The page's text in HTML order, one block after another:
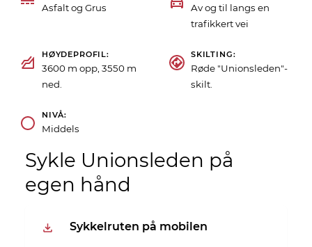
Asfalt og Grus
Av og til langs en
trafikkert vei
HØYDEPROFIL
3600 m opp, 3550 m
ned.
SKILTING
Røde "Unionsleden"-
skilt.
NIVÅ
Middels
Sykle Unionsleden på
egen hånd
Sykkelruten på mobilen